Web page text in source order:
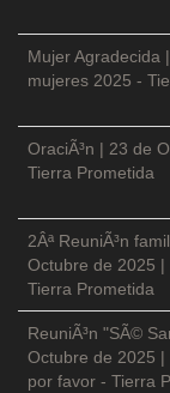
Mujer Agradecida
mujeres 2025 -
OraciÃ³n | 23 de
Tierra Prometida
2Âª ReuniÃ³n
Octubre de 2025 |
Tierra Prometida
ReuniÃ³n "SÃ©
Octubre de 2025 |
por favor - Tierra